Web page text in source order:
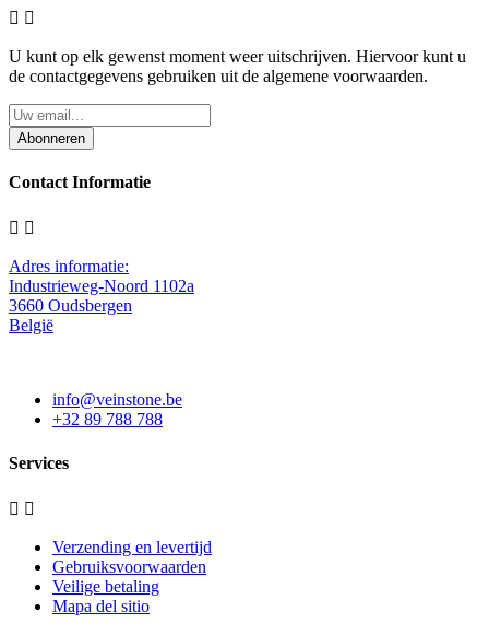
 
U kunt op elk gewenst moment weer uitschrijven. Hiervoor kunt u
de contactgegevens gebruiken uit de algemene voorwaarden.
Abonneren
Contact Informatie
 
Adres informatie:
Industrieweg-Noord 1102a
3660 Oudsbergen
België
info@veinstone.be
+32 89 788 788
Services
 
Verzending en levertijd
Gebruiksvoorwaarden
Veilige betaling
Mapa del sitio